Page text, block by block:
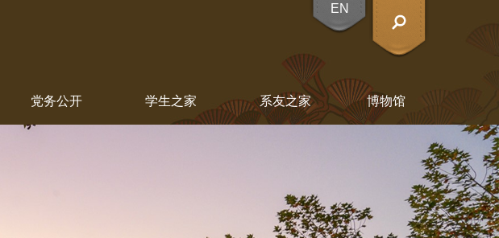
X
EN
党务公开 学生之家 系友之家 博物馆